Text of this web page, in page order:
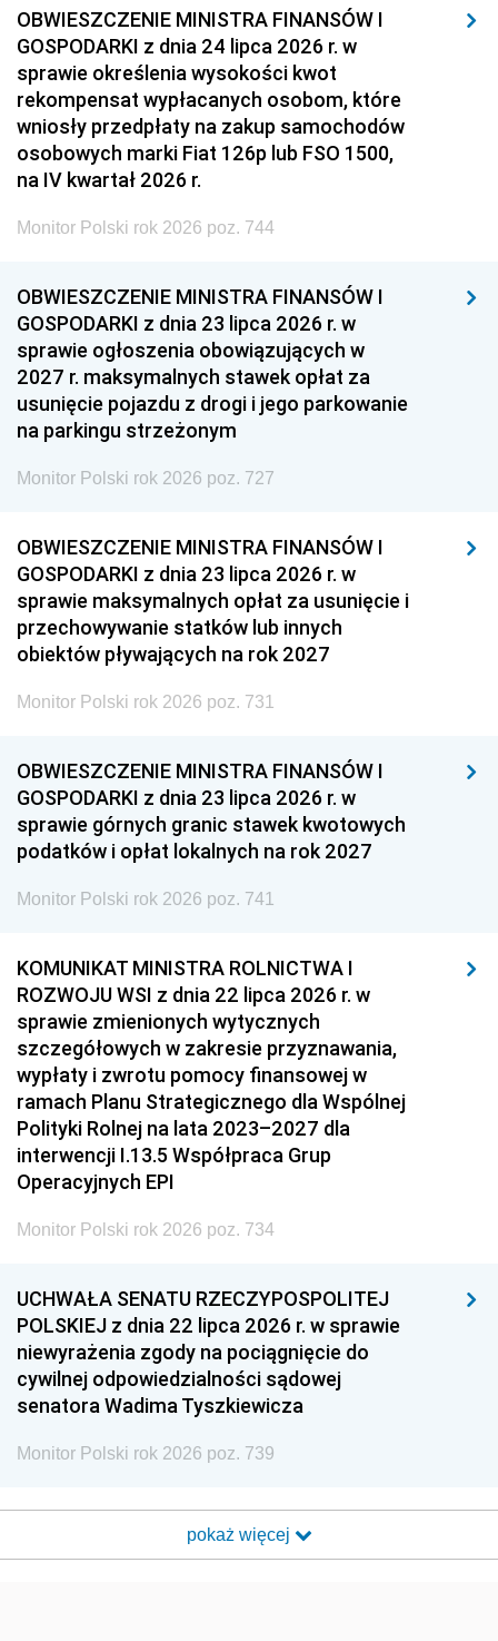
OBWIESZCZENIE MINISTRA FINANSÓW I
GOSPODARKI z dnia 24 lipca 2026 r. w
sprawie określenia wysokości kwot
rekompensat wypłacanych osobom, które
wniosły przedpłaty na zakup samochodów
osobowych marki Fiat 126p lub FSO 1500,
na IV kwartał 2026 r.
Monitor Polski rok 2026 poz. 744
OBWIESZCZENIE MINISTRA FINANSÓW I
GOSPODARKI z dnia 23 lipca 2026 r. w
sprawie ogłoszenia obowiązujących w
2027 r. maksymalnych stawek opłat za
usunięcie pojazdu z drogi i jego parkowanie
na parkingu strzeżonym
Monitor Polski rok 2026 poz. 727
OBWIESZCZENIE MINISTRA FINANSÓW I
GOSPODARKI z dnia 23 lipca 2026 r. w
sprawie maksymalnych opłat za usunięcie i
przechowywanie statków lub innych
obiektów pływających na rok 2027
Monitor Polski rok 2026 poz. 731
OBWIESZCZENIE MINISTRA FINANSÓW I
GOSPODARKI z dnia 23 lipca 2026 r. w
sprawie górnych granic stawek kwotowych
podatków i opłat lokalnych na rok 2027
Monitor Polski rok 2026 poz. 741
KOMUNIKAT MINISTRA ROLNICTWA I
ROZWOJU WSI z dnia 22 lipca 2026 r. w
sprawie zmienionych wytycznych
szczegółowych w zakresie przyznawania,
wypłaty i zwrotu pomocy finansowej w
ramach Planu Strategicznego dla Wspólnej
Polityki Rolnej na lata 2023–2027 dla
interwencji I.13.5 Współpraca Grup
Operacyjnych EPI
Monitor Polski rok 2026 poz. 734
UCHWAŁA SENATU RZECZYPOSPOLITEJ
POLSKIEJ z dnia 22 lipca 2026 r. w sprawie
niewyrażenia zgody na pociągnięcie do
cywilnej odpowiedzialności sądowej
senatora Wadima Tyszkiewicza
Monitor Polski rok 2026 poz. 739
pokaż więcej